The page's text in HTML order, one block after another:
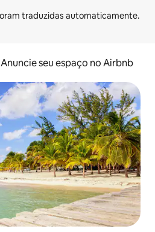
Anuncie seu espaço no Airbnb